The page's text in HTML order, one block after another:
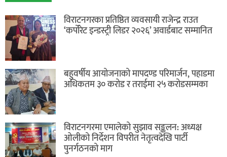
विराटनगरका प्रतिष्ठित व्यवसायी राजेन्द्र राउत
‘कर्पोरेट इन्डस्ट्री लिडर २०२६’ अवार्डबाट सम्मानित
बहुवर्षीय आयोजनाको मापदण्ड परिमार्जन, पहाडमा
अधिकतम ३० करोड र तराईमा २५ करोडसम्मका
विराटनगरमा एमालेको सुझाव सङ्कलन: अध्यक्ष
ओलीको निर्देशन विपरीत नेतृत्वदेखि पार्टी
पुनर्गठनको माग